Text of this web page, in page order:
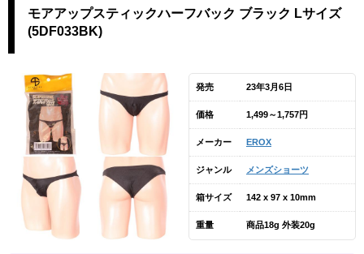
モアアップスティックハーフバック ブラック Lサイズ
(5DF033BK)
発売 23年3月6日
価格 1,499～1,757円
メーカー EROX
ジャンル メンズショーツ
箱サイズ 142 x 97 x 10mm
重量 商品18g 外装20g